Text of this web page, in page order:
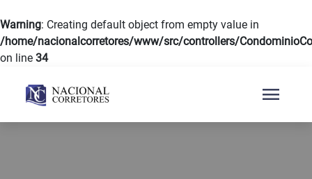
Warning: Creating default object from empty value in
/home/nacionalcorretores/www/src/controllers/
on line 34
menu